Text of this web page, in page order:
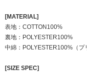
[MATERIAL]
表地：COTTON100%
裏地：POLYESTER100%
中綿：POLYESTER100%（プ
[SIZE SPEC]